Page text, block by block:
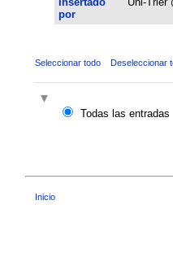
por
Seleccionar todo Deseleccionar
Todas las entradas
Inicio